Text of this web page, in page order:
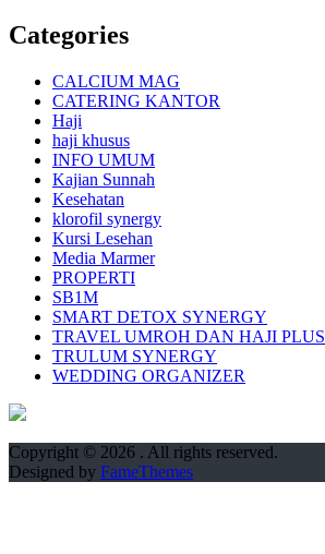
Categories
CALCIUM MAG
CATERING KANTOR
Haji
haji khusus
INFO UMUM
Kajian Sunnah
Kesehatan
klorofil synergy
Kursi Lesehan
Media Marmer
PROPERTI
SB1M
SMART DETOX SYNERGY
TRAVEL UMROH DAN HAJI PLUS
TRULUM SYNERGY
WEDDING ORGANIZER
Copyright © 2026 . All rights reserved.
Designed by FameThemes